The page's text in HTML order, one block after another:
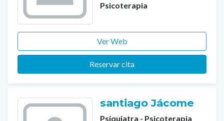
Psicoterapia
Ver Web
Reservar cita
santiago Jácome
Psiquiatra - Psicoterapia